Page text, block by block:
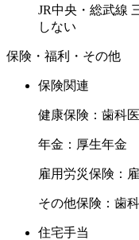
JR中央・総武線
しない
保険・福利・その他
保険関連
健康保険：歯科
年金：厚生年金
雇用労災保険：
その他保険：歯
住宅手当